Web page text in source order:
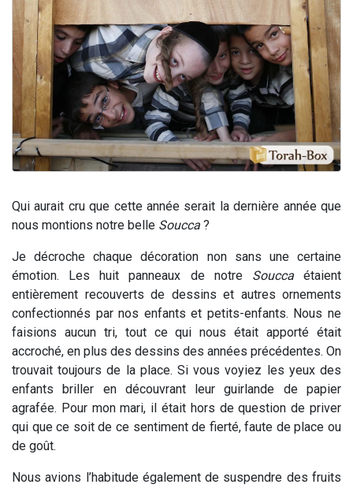
Il reste 49 places pour étudier en groupe sur Zoom
12 nouvelles musiques dans Torah-Box Music
3 personnes viennent de nous rejoindre sur WhatsApp
2 personnes viennent de nous rejoindre sur WhatsApp
2 personnes viennent de nous rejoindre sur WhatsApp
Qui aurait cru que cette année serait la dernière année que
nous montions notre belle Soucca ?
Je décroche chaque décoration non sans une certaine
émotion. Les huit panneaux de notre Souccaétaient
entièrement recouverts de dessins et autres ornements
confectionnés par nos enfants et petits-enfants. Nous ne
faisions aucun tri, tout ce qui nous était apporté était
accroché, en plus des dessins des années précédentes. On
trouvait toujours de la place. Si vous voyiez les yeux des
enfants briller en découvrant leur guirlande de papier
agrafée. Pour mon mari, il était hors de question de priver
qui que ce soit de ce sentiment de fierté, faute de place ou
de goût.
Nous avions l’habitude également de suspendre des fruits